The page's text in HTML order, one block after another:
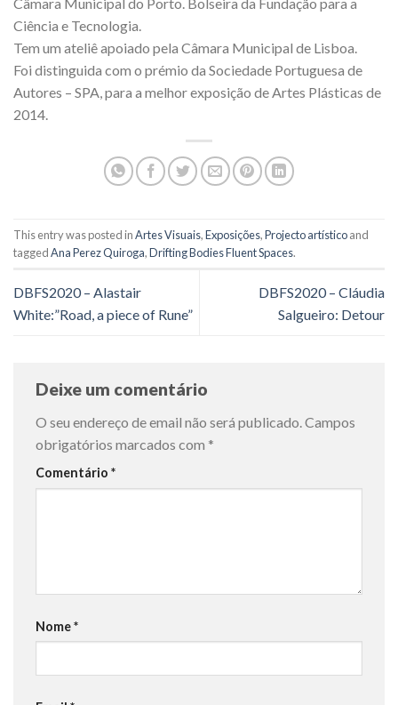
Ciência e Tecnologia.
Tem um ateliê apoiado pela Câmara Municipal de Lisboa.
Foi distinguida com o prémio da Sociedade Portuguesa de
Autores – SPA, para a melhor exposição de Artes Plásticas de
2014.
This entry was posted inArtes Visuais,Exposições,Projecto artísticoand
taggedAna Perez Quiroga,Drifting Bodies Fluent Spaces.
DBFS2020 – Alastair
White:”Road, a piece of Rune”
DBFS2020 – Cláudia
Salgueiro: Detour
Deixe um comentário
O seu endereço de email não será publicado.Campos
obrigatórios marcados com *
Comentário *
Nome*